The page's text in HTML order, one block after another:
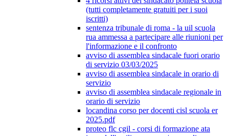
(tutti completamente gratuiti per i suoi
iscritti)
sentenza tribunale di roma - la uil scuola
rua ammessa a partecipare alle riunioni per
l'informazione e il confronto
avviso di assemblea sindacale fuori orario
di servizio 03/03/2025
avviso di assemblea sindacale in orario di
servizio
avviso di assemblea sindacale regionale in
orario di servizio
locandina corso per docenti cisl scuola er
2025.pdf
proteo flc cgil - corsi di formazione ata